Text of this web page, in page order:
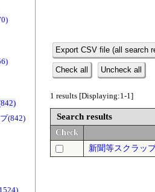
(842)
Export CSV file (all search
Check all Uncheck all
1 results [Displaying:1-1]
Search results
Check
新聞等スクラッ